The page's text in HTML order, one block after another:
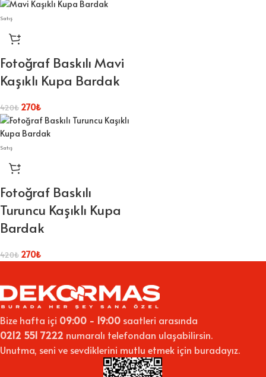
Satış
Fotoğraf Baskılı Mavi
Kaşıklı Kupa Bardak
420₺ 270₺
Satış
Fotoğraf Baskılı
Turuncu Kaşıklı Kupa
Bardak
420₺ 270₺
Bize hafta içi 09:00 - 19:00 saatleri arasında
0212 551 7222 numaralı telefondan ulaşabilirsin.
Unutma, seni ve sevdiklerini mutlu etmek için buradayız.